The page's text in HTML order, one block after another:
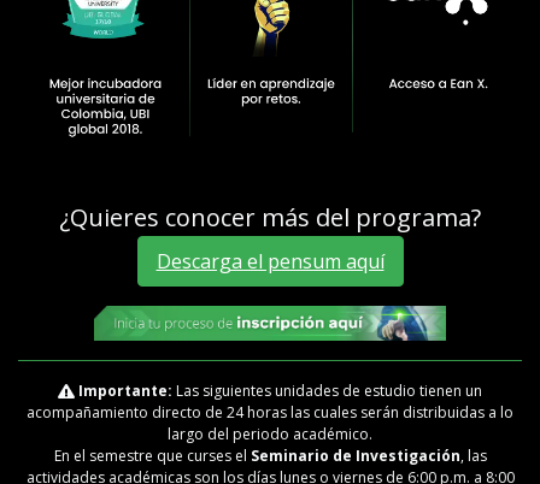
¿Quieres conocer más del programa?
Descarga el pensum aquí
Importante: Las siguientes unidades de estudio tienen un
acompañamiento directo de 24 horas las cuales serán distribuidas a lo
largo del periodo académico.
En el semestre que curses el Seminario de Investigación, las
actividades académicas son los días lunes o viernes de 6:00 p.m. a 8:00